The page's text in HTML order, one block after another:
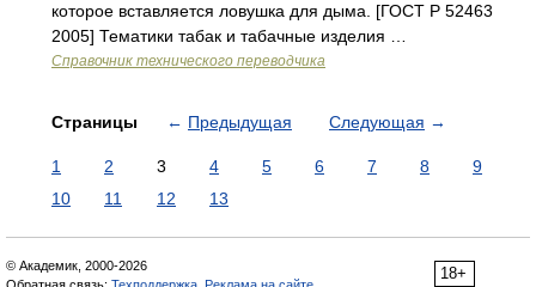
которое вставляется ловушка для дыма. [ГОСТ Р 52463
2005] Тематики табак и табачные изделия …
Справочник технического переводчика
Страницы ← Предыдущая Следующая →
1 2 3 4 5 6 7 8
9
10
11 12 13
18+
© Академик, 2000-2026